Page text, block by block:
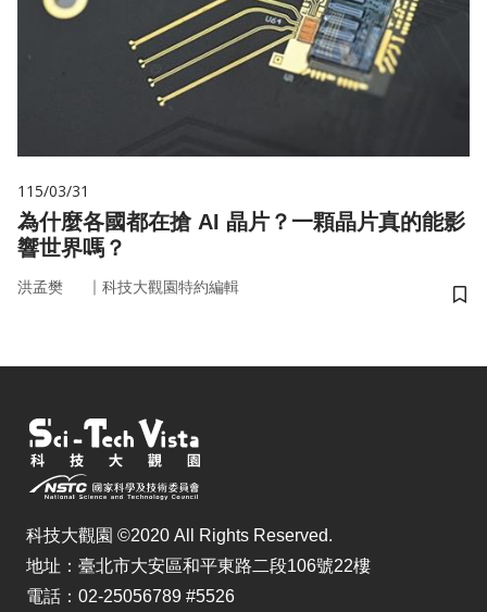
115/03/31
為什麼各國都在搶 AI 晶片？一顆晶片真的能影
響世界嗎？
洪孟樊 ｜ 科技大觀園特約編輯
儲
科技大觀園 ©2020 All Rights Reserved.
地址：臺北市大安區和平東路二段106號22樓
電話：02-25056789 #5526